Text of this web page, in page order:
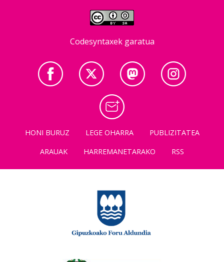
Codesyntaxek garatua
HONI BURUZ LEGE OHARRA
PUBLIZITATEA
ARAUAK
HARREMANETARAKO RSS